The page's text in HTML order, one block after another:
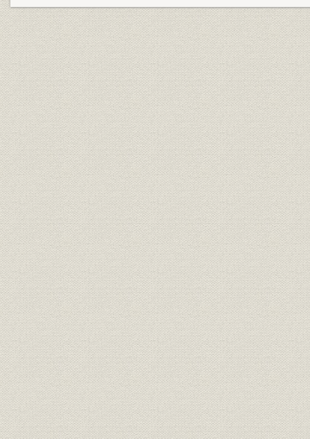
12. 国際的スクープ連発
13. 第1次電算化
14. KK共同の発足
15. 渡辺体制が発足
16. 酒井時代
17. 昭和から平成へ
18. 朝日記事盗用事件
19. 犬養体制スタート
20. 電子編集化が実現
21. 国際発信を拡充
22. 放送サービスの強化
23. 阪神大震災とオウム真理教
第2章 現況
第1節 社団法人共同通信社
1. 社員社と契約社
2. 組織と人員